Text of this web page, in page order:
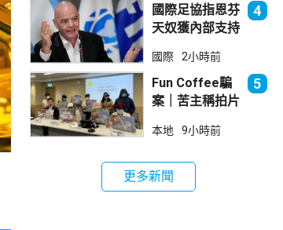
海
國際足協指恩芬
天奴獲內部支持
4
國際 2小時前
Fun Coffee騙
案｜苦主稱拍片
立法會議員倡加
5
本地 9小時前
更多新聞